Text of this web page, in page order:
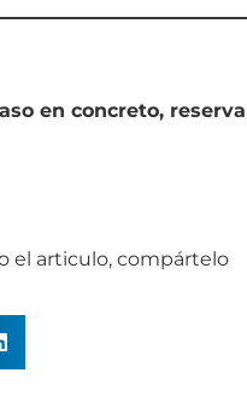
en concreto,
el articulo, compártelo